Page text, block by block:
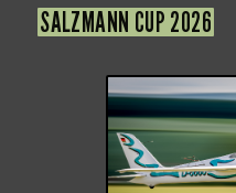
SALZMANN CUP 2026